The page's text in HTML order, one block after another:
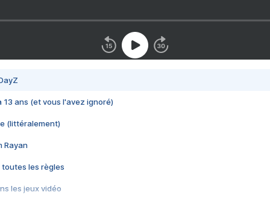
13 ans (et vous l'avez ignoré)
(littéralement)
Rayan
toutes les règles
les jeux vidéo